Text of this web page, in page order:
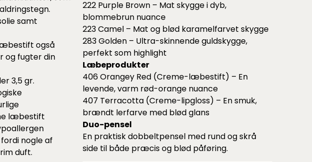
samt
også
og fugter din
3,5 gr.
læbestift
nogle af
duft.
222 Purple Brown – Mat skygge i dyb,
blommebrun nuance
223 Camel – Mat og blød karamelfarvet skygge
283 Golden – Ultra-skinnende guldskygge,
perfekt som highlight
Læbeprodukter
406 Orangey Red (Creme-læbestift) – En
levende, varm rød-orange nuance
407 Terracotta (Creme-lipgloss) – En smuk,
brændt lerfarve med blød glans
Duo-pensel
En praktisk dobbeltpensel med rund og skrå
side til både præcis og blød påføring.